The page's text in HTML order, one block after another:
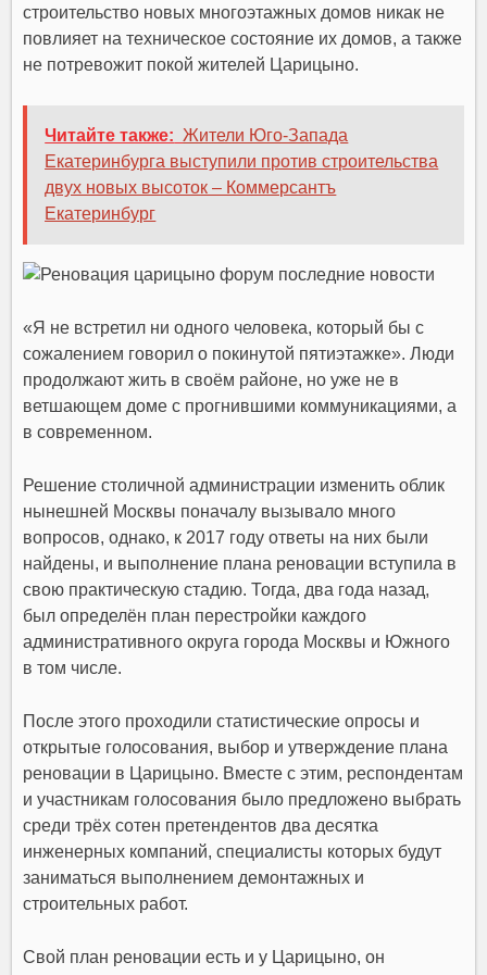
строительство новых многоэтажных домов никак не
повлияет на техническое состояние их домов, а также
не потревожит покой жителей Царицыно.
Читайте также: Жители Юго-Запада
Екатеринбурга выступили против строительства
двух новых высоток – Коммерсантъ
Екатеринбург
«Я не встретил ни одного человека, который бы с
сожалением говорил о покинутой пятиэтажке». Люди
продолжают жить в своём районе, но уже не в
ветшающем доме с прогнившими коммуникациями, а
в современном.
Решение столичной администрации изменить облик
нынешней Москвы поначалу вызывало много
вопросов, однако, к 2017 году ответы на них были
найдены, и выполнение плана реновации вступила в
свою практическую стадию. Тогда, два года назад,
был определён план перестройки каждого
административного округа города Москвы и Южного
в том числе.
После этого проходили статистические опросы и
открытые голосования, выбор и утверждение плана
реновации в Царицыно. Вместе с этим, респондентам
и участникам голосования было предложено выбрать
среди трёх сотен претендентов два десятка
инженерных компаний, специалисты которых будут
заниматься выполнением демонтажных и
строительных работ.
Свой план реновации есть и у Царицыно, он